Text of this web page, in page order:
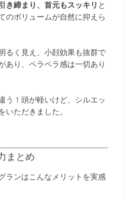
き締まり、首元もスッキリ と
のボリュームが自然に抑えら
るく見え、小顔効果も抜群で
あり、ペラペラ感は一切あり
う！頭が軽いけど、シルエッ
いただきました。
まとめ
ランはこんなメリットを実感